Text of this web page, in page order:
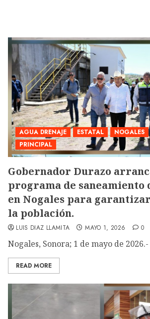
AGUA DRENAJE ESTATAL
NOGALES
PRINCIPAL
Gobernador Durazo
programa de saneamiento
en Nogales para
la población.
LUIS DIAZ LLAMITA MAYO 1, 2026 0
Nogales, Sonora; 1 de mayo de 2026.-
READ MORE